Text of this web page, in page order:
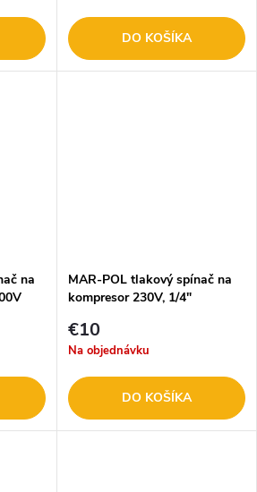
DO KOŠÍKA
na
MAR-POL tlakový spínač na
kompresor 230V, 1/4"
€10
Na objednávku
DO KOŠÍKA